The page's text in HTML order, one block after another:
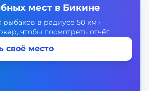
мест в Бикине
в радиусе 50 км •
чтобы посмотреть отчёт
своё место